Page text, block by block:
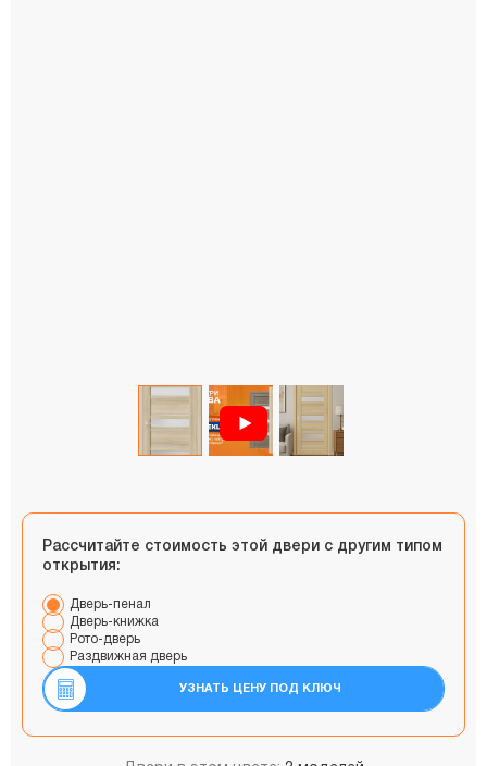
Рассчитайте стоимость этой двери с другим типом
открытия:
Дверь-пенал
Дверь-книжка
Рото-дверь
Раздвижная дверь
УЗНАТЬ ЦЕНУ ПОД КЛЮЧ